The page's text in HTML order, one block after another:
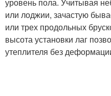
или лоджии, зачастую
или трех продольных
высота установки лаг
утеплителя без